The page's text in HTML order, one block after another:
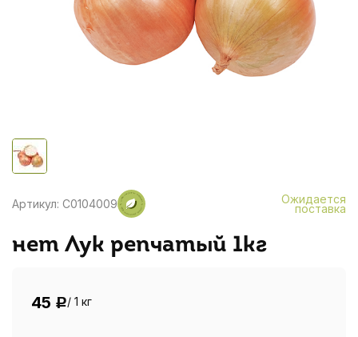
Артикул: C0104009 Ожидается
поставка
нет Лук репчатый 1кг
45 Р/ 1 кг